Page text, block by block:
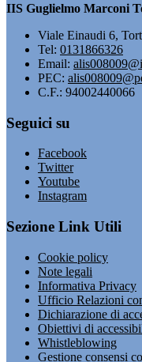
IIS Guglielmo Marconi
Viale Einaudi 6,
Tel: 0131866326
Email:
PEC:
C.F.: 94002440066
Seguici su
Facebook
Twitter
Youtube
Instagram
Sezione Link Utili
Cookie policy
Note legali
Informativa Privacy
Ufficio Relazioni
Dichiarazione di
Obiettivi di
Whistleblowing
Gestione consensi